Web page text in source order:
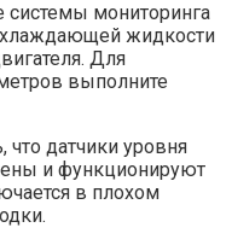
мониторинга
жидкости
Для
выполните
что датчики уровня
и функционируют
в плохом